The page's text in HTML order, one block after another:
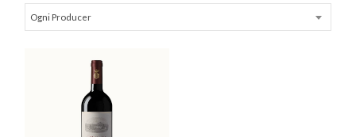
Ogni Producer